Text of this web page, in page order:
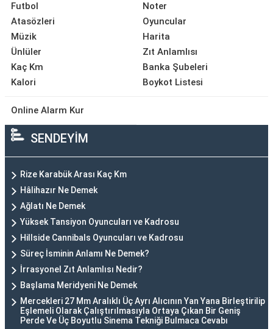
Futbol
Atasözleri
Müzik
Ünlüler
Kaç Km
Kalori
Noter
Oyuncular
Harita
Zıt Anlamlısı
Banka Şubeleri
Boykot Listesi
Online Alarm Kur
SENDEYİM
Rize Karabük Arası Kaç Km
Hâlihazır Ne Demek
Ağlatı Ne Demek
Yüksek Tansiyon Oyuncuları ve Kadrosu
Hillside Cannibals Oyuncuları ve Kadrosu
Süreç İsminin Anlamı Ne Demek?
İrrasyonel Zıt Anlamlısı Nedir?
Başlama Meridyeni Ne Demek
Mercekleri 27 Mm Aralıklı Üç Ayrı Alıcının Yan Yana Birleştirilip
Eşlemeli Olarak Çalıştırılmasıyla Ortaya Çıkan Bir Geniş
Perde Ve Üç Boyutlu Sinema Tekniği Bulmaca Cevabı